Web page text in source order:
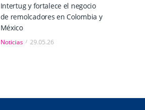
Intertug y fortalece el negocio
de remolcadores en Colombia y
México
Noticias 29.05.26